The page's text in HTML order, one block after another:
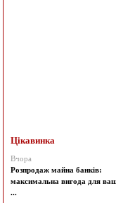
Цікавинка
Вчора
Розпродаж майна банків:
максимальна вигода для
...